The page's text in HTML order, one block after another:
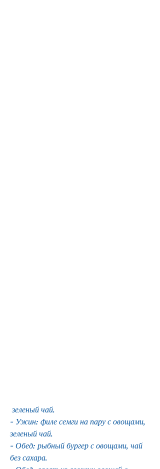
зеленый чай.
- Ужин: филе семги на пару с овощами,
зеленый чай.
- Обед: рыбный бургер с овощами, чай
без сахара.